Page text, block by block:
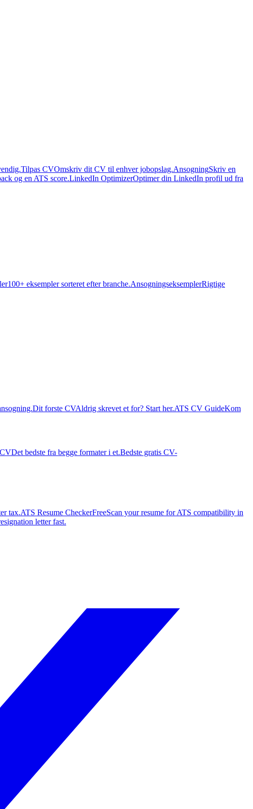
Tilpas CVOmskriv dit CV til enhver jobopslag.AnsogningSkriv en
og en ATS score.LinkedIn OptimizerOptimer din LinkedIn profil ud fra
100+ eksempler sorteret efter branche.AnsogningseksemplerRigtige
Dit forste CVAldrig skrevet et for? Start her.ATS CV GuideKom
Det bedste fra begge formater i et.Bedste gratis CV-
tax.ATS Resume CheckerFreeScan your resume for ATS compatibility in
letter fast.